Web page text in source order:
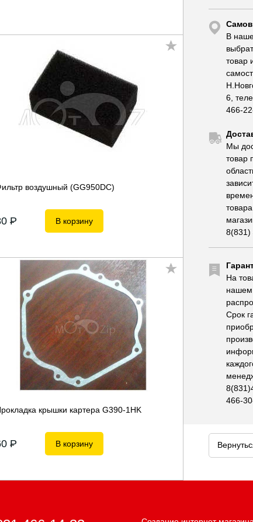
В
товар
6,
466-
Мы
товар
8(831)
На
нашем
Срок
466-
воздушный (GG950DC)
P В корзину
крышки картера G390-1HK
P В корзину